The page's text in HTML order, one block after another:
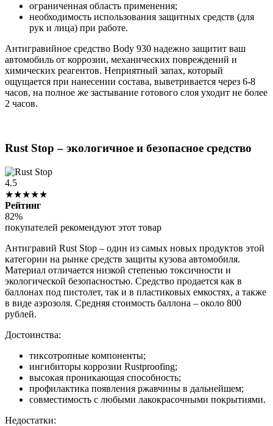
ограниченная область применения;
необходимость использования защитных средств (для
рук и лица) при работе.
Антигравийное средство Body 930 надежно защитит ваш
автомобиль от коррозии, механических повреждений и
химических реагентов. Неприятный запах, который
ощущается при нанесении состава, выветривается через 6-8
часов, на полное же застывание готового слоя уходит не более
2 часов.
Rust Stop – экологичное и безопасное средство
4.5
★★★★★
Рейтинг
82%
покупателей рекомендуют этот товар
Антигравий Rust Stop – один из самых новых продуктов этой
категории на рынке средств защиты кузова автомобиля.
Материал отличается низкой степенью токсичности и
экологической безопасностью. Средство продается как в
баллонах под пистолет, так и в пластиковых емкостях, а также
в виде аэрозоля. Средняя стоимость баллона – около 800
рублей.
Достоинства:
тиксотропные компоненты;
ингибиторы коррозии Rustproofing;
высокая проникающая способность;
профилактика появления ржавчины в дальнейшем;
совместимость с любыми лакокрасочными покрытиями.
Недостатки: